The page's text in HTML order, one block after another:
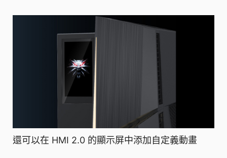
還可以在 HMI 2.0 的顯示屏中添加自定義動畫